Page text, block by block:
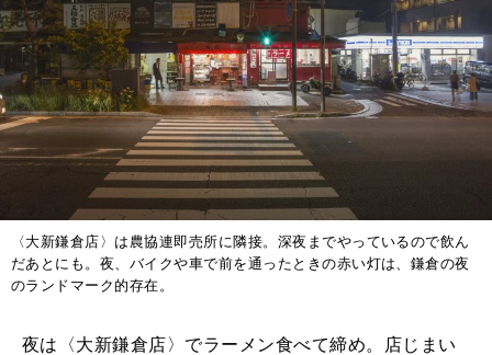
〈大新鎌倉店〉は農協連即売所に隣接。深夜までやっているので飲ん
だあとにも。夜、バイクや車で前を通ったときの赤い灯は、鎌倉の夜
のランドマーク的存在。
夜は〈大新鎌倉店〉でラーメン食べて締め。店じまい